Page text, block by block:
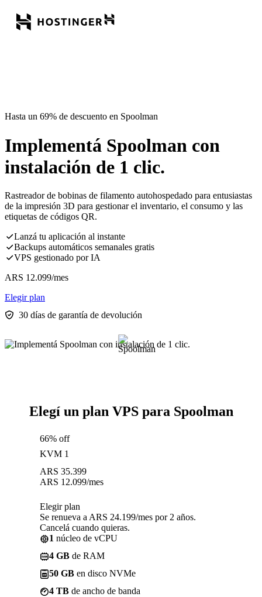
Hasta un 69% de descuento en Spoolman
Implementá Spoolman con
instalación de 1 clic.
Rastreador de bobinas de filamento autohospedado para entusiastas
de la impresión 3D para gestionar el inventario, el consumo y las
etiquetas de códigos QR.
Lanzá tu aplicación al instante
Backups automáticos semanales gratis
VPS gestionado por IA
ARS 12.099/mes
Elegir plan
30 días de garantía de devolución
Elegí un plan VPS para Spoolman
66% off
KVM 1
ARS 35.399
ARS 12.099/mes
Elegir plan
Se renueva a ARS 24.199/mes por 2 años.
Cancelá cuando quieras.
1 núcleo de vCPU
4 GB de RAM
50 GB en disco NVMe
4 TB de ancho de banda